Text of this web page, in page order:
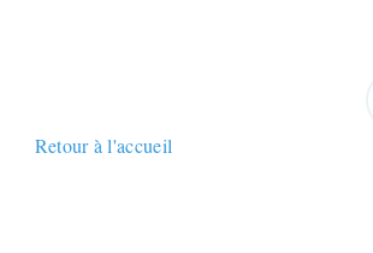
Retour à l'accueil